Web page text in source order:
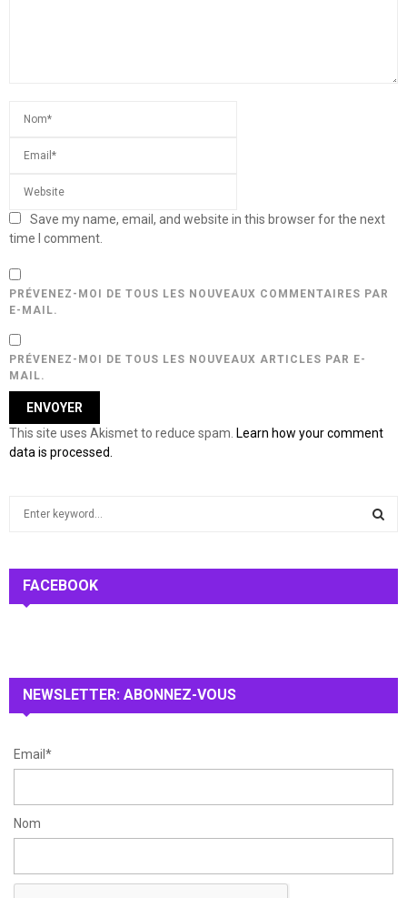
Save my name, email, and website in this browser for the next
time I comment.
PRÉVENEZ-MOI DE TOUS LES NOUVEAUX COMMENTAIRES PAR
E-MAIL.
PRÉVENEZ-MOI DE TOUS LES NOUVEAUX ARTICLES PAR E-
MAIL.
This site uses Akismet to reduce spam. Learn how your comment
data is processed.
h
:
FACEBOOK
NEWSLETTER: ABONNEZ-VOUS
Email*
Nom